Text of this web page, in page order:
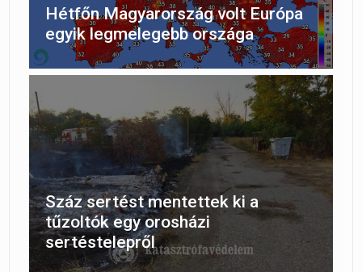
Hétfőn Magyarország volt Európa
egyik legmelegebb országa
Száz sertést mentettek ki a
tűzoltók egy orosházi
sertéstelepről